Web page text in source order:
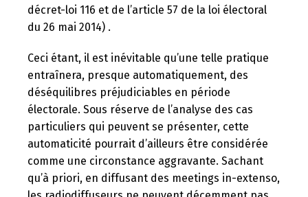
décret-loi 116 et de l’article 57 de la loi électoral
du 26 mai 2014) .
Ceci étant, il est inévitable qu’une telle pratique
entraînera, presque automatiquement, des
déséquilibres préjudiciables en période
électorale. Sous réserve de l’analyse des cas
particuliers qui peuvent se présenter, cette
automaticité pourrait d’ailleurs être considérée
comme une circonstance aggravante. Sachant
qu’à priori, en diffusant des meetings in-extenso,
Changer la langue
Français العربية